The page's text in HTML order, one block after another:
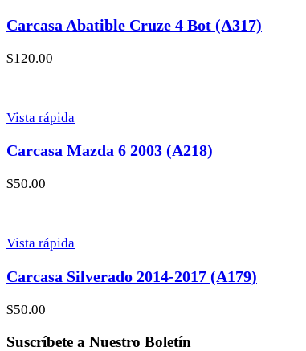
Carcasa Abatible Cruze 4 Bot (A317)
$120.00
Vista rápida
Carcasa Mazda 6 2003 (A218)
$50.00
Vista rápida
Carcasa Silverado 2014-2017 (A179)
$50.00
Suscríbete a Nuestro Boletín